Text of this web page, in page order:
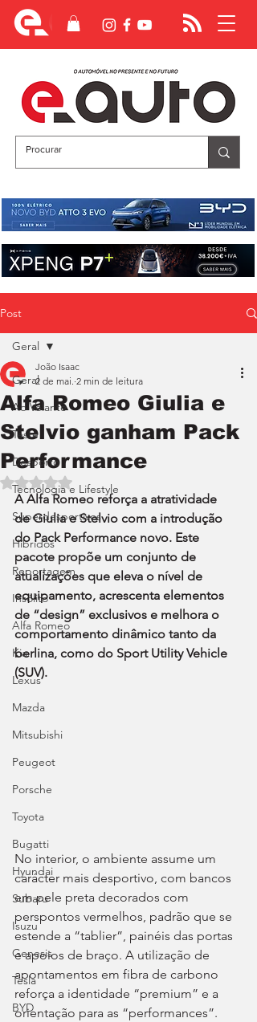
Post
Geral
Ao Volante
Teste
Desporto
Tecnologia e Lifestyle
Superdesportivos
Híbridos
Reportagem
Insólito
Alfa Romeo
Kia
Lexus
Mazda
Mitsubishi
Peugeot
Porsche
Toyota
Bugatti
Hyundai
Subaru
Isuzu
Genesis
Tesla
BYD
Geral
Alfa Romeo Giulia e
Stelvio ganham Pack
Performance
João Isaac
2 de mai. 2 min de leitura
Avaliado com NaN de 5 estrelas.
A Alfa Romeo reforça a atratividade
de Giulia e Stelvio com a introdução
do Pack Performance novo. Este
pacote propõe um conjunto de
atualizações que eleva o nível de
equipamento, acrescenta elementos
de “design” exclusivos e melhora o
comportamento dinâmico tanto da
berlina, como do Sport Utility Vehicle
(SUV).
No interior, o ambiente assume um
carácter mais desportivo, com bancos
em pele preta decorados com
perspontos vermelhos, padrão que se
estende a “tablier”, painéis das portas
e apoios de braço. A utilização de
apontamentos em fibra de carbono
reforça a identidade “premium” e a
orientação para as “performances”.